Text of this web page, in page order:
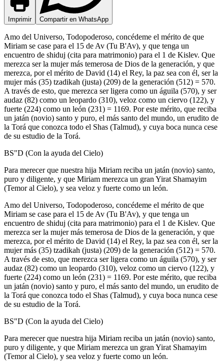
Imprimir Compartir en WhatsApp
Amo del Universo, Todopoderoso, concédeme el mérito de que
Miriam se case para el 15 de Av (Tu B'Av), y que tenga un
encuentro de shiduj (cita para matrimonio) para el 1 de Kislev. Que
merezca ser la mujer más temerosa de Dios de la generación, y que
merezca, por el mérito de David (14) el Rey, la paz sea con él, ser la
mujer más (35) tzadikah (justa) (209) de la generación (512) = 570.
A través de esto, que merezca ser ligera como un águila (570), y ser
audaz (82) como un leopardo (310), veloz como un ciervo (122), y
fuerte (224) como un león (231) = 1169. Por este mérito, que reciba
un jatán (novio) santo y puro, el más santo del mundo, un erudito de
la Torá que conozca todo el Shas (Talmud), y cuya boca nunca cese
de su estudio de la Torá.
BS"D (Con la ayuda del Cielo)
Para merecer que nuestra hija Miriam reciba un jatán (novio) santo,
puro y diligente, y que Miriam merezca un gran Yirat Shamayim
(Temor al Cielo), y sea veloz y fuerte como un león.
Amo del Universo, Todopoderoso, concédeme el mérito de que
Miriam se case para el 15 de Av (Tu B'Av), y que tenga un
encuentro de shiduj (cita para matrimonio) para el 1 de Kislev. Que
merezca ser la mujer más temerosa de Dios de la generación, y que
merezca, por el mérito de David (14) el Rey, la paz sea con él, ser la
mujer más (35) tzadikah (justa) (209) de la generación (512) = 570.
A través de esto, que merezca ser ligera como un águila (570), y ser
audaz (82) como un leopardo (310), veloz como un ciervo (122), y
fuerte (224) como un león (231) = 1169. Por este mérito, que reciba
un jatán (novio) santo y puro, el más santo del mundo, un erudito de
la Torá que conozca todo el Shas (Talmud), y cuya boca nunca cese
de su estudio de la Torá.
BS"D (Con la ayuda del Cielo)
Para merecer que nuestra hija Miriam reciba un jatán (novio) santo,
puro y diligente, y que Miriam merezca un gran Yirat Shamayim
(Temor al Cielo), y sea veloz y fuerte como un león.